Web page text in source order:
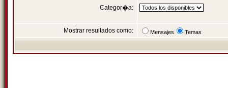
Categor�a:
Mostrar resultados como: Mensajes Temas